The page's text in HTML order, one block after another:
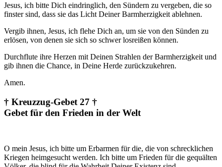
Jesus, ich bitte Dich eindringlich, den Sündern zu vergeben, die so
finster sind, dass sie das Licht Deiner Barmherzigkeit ablehnen.
Vergib ihnen, Jesus, ich flehe Dich an, um sie von den Sünden zu
erlösen, von denen sie sich so schwer losreißen können.
Durchflute ihre Herzen mit Deinen Strahlen der Barmherzigkeit und
gib ihnen die Chance, in Deine Herde zurückzukehren.
Amen.
† Kreuzzug-Gebet 27 †
Gebet für den Frieden in der Welt
O mein Jesus, ich bitte um Erbarmen für die, die von schrecklichen
Kriegen heimgesucht werden. Ich bitte um Frieden für die gequälten